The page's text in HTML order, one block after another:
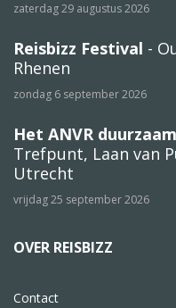
zaterdag 29 augustus 2026
Reisbizz Festival -
Rhenen
zondag 6 september 2026
Het ANVR
Trefpunt, Laan van
Utrecht
vrijdag 25 september 2026
OVER REISBIZZ
Contact